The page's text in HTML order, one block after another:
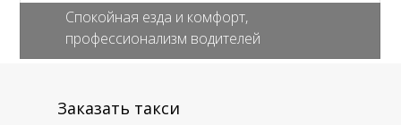
Спокойная езда и комфорт,
профессионализм водителей
Заказать такси